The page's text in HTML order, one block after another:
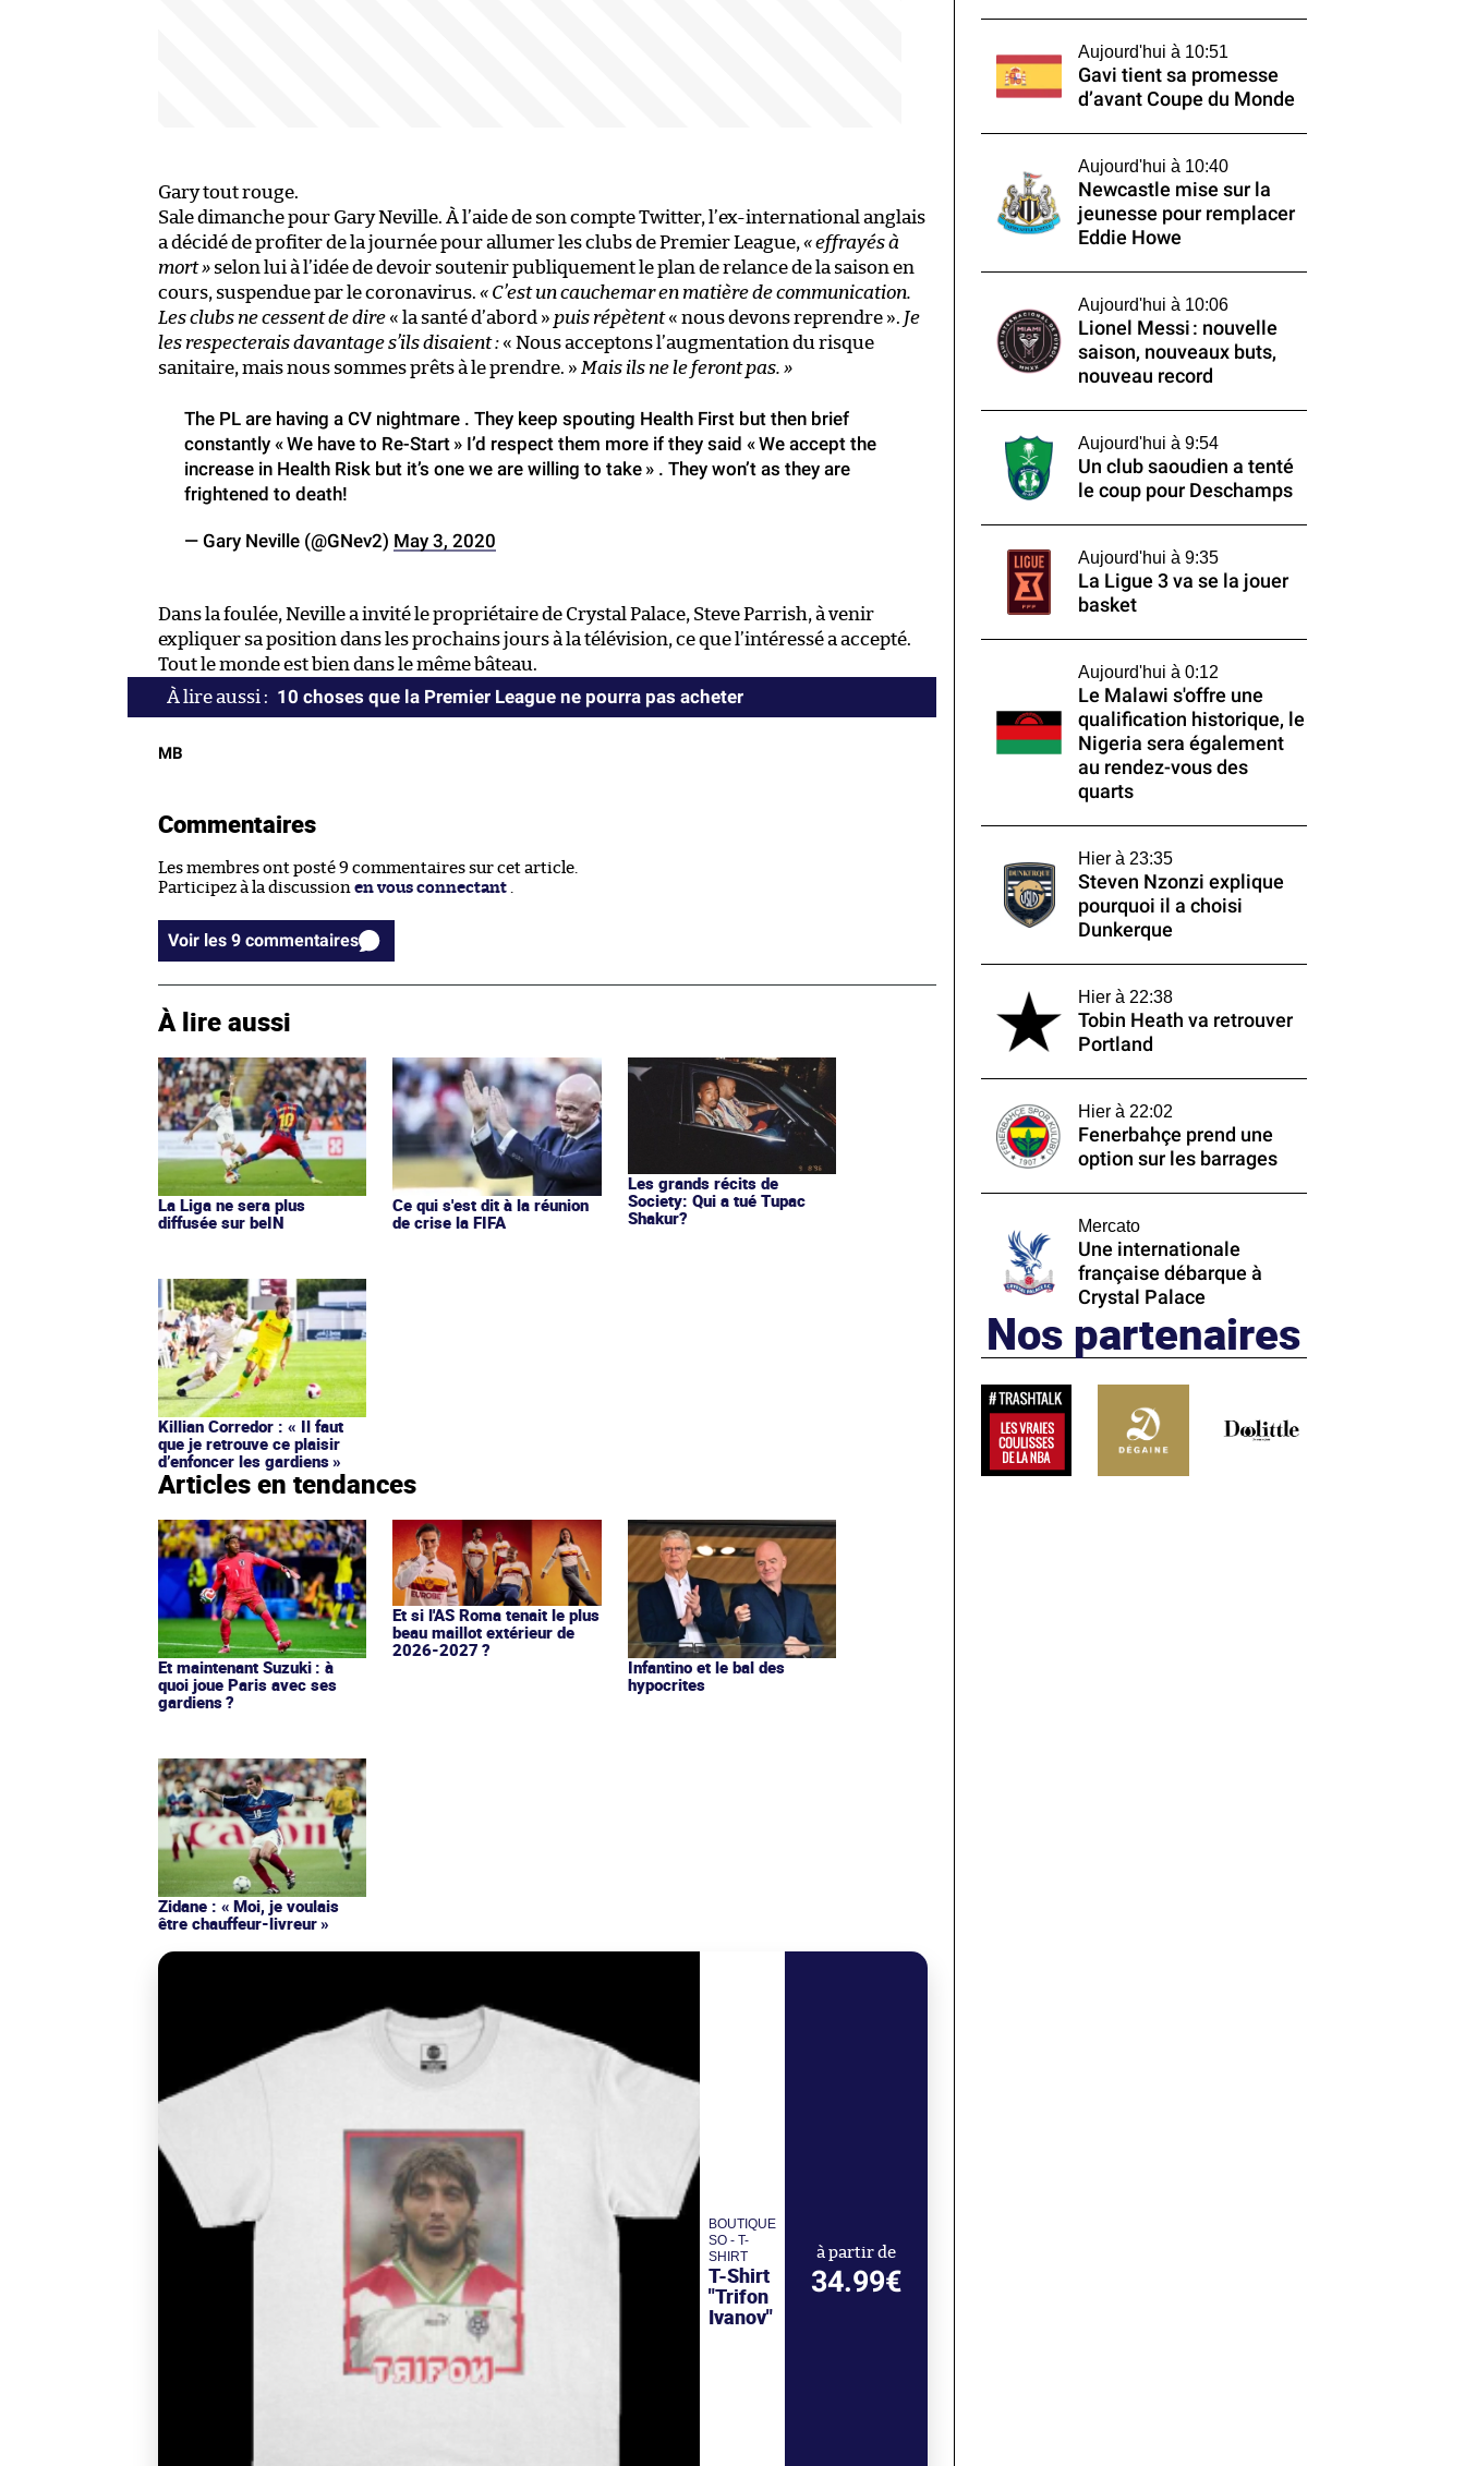
Gary tout rouge.
Sale dimanche pour Gary Neville. À l’aide de son compte Twitter, l’ex-international anglais
a décidé de profiter de la journée pour allumer les clubs de Premier League, « effrayés à
mort » selon lui à l’idée de devoir soutenir publiquement le plan de relance de la saison en
cours, suspendue par le coronavirus. « C’est un cauchemar en matière de communication.
Les clubs ne cessent de dire « la santé d’abord » puis répètent« nous devons reprendre ». Je
les respecterais davantage s’ils disaient : « Nous acceptons l’augmentation du risque
sanitaire, mais nous sommes prêts à le prendre. » Mais ils ne le feront pas. »
The PL are having a CV nightmare . They keep spouting Health First but then brief
constantly « We have to Re-Start » I’d respect them more if they said « We accept the
increase in Health Risk but it’s one we are willing to take » . They won’t as they are
frightened to death!
— Gary Neville (@GNev2) May 3, 2020
Dans la foulée, Neville a invité le propriétaire de Crystal Palace, Steve Parrish, à venir
expliquer sa position dans les prochains jours à la télévision, ce que l’intéressé a accepté.
Tout le monde est bien dans le même bâteau.
10 choses que la Premier League ne pourra pas acheter
MB
Commentaires
Les membres ont posté 9 commentaires sur cet article.
Participez à la discussion en vous connectant
Voir les 9 commentaires
À lire aussi
La Liga ne sera plus
diffusée sur beIN
Ce qui s'est dit à la réunion
de crise la FIFA
Les grands récits de
Society: Qui a tué Tupac
Shakur?
Killian Corredor : « Il faut
que je retrouve ce plaisir
d’enfoncer les gardiens »
Articles en tendances
Et maintenant Suzuki : à
quoi joue Paris avec ses
gardiens ?
Et si l'AS Roma tenait le plus
beau maillot extérieur de
2026-2027 ?
Infantino et le bal des
hypocrites
Zidane : « Moi, je voulais
être chauffeur-livreur »
BOUTIQUE
SO - T-
SHIRT
T-Shirt
"Trifon
Ivanov"
à partir de
34.99€
Aujourd'hui à 10:51
Gavi tient sa promesse
d’avant Coupe du Monde
Aujourd'hui à 10:40
Newcastle mise sur la
jeunesse pour remplacer
Eddie Howe
Aujourd'hui à 10:06
Lionel Messi : nouvelle
saison, nouveaux buts,
nouveau record
Aujourd'hui à 9:54
Un club saoudien a tenté
le coup pour Deschamps
Aujourd'hui à 9:35
La Ligue 3 va se la jouer
basket
Aujourd'hui à 0:12
Le Malawi s'offre une
qualification historique, le
Nigeria sera également
au rendez-vous des
quarts
Hier à 23:35
Steven Nzonzi explique
pourquoi il a choisi
Dunkerque
Hier à 22:38
Tobin Heath va retrouver
Portland
Hier à 22:02
Fenerbahçe prend une
option sur les barrages
Mercato
Une internationale
française débarque à
Crystal Palace
Nos partenaires